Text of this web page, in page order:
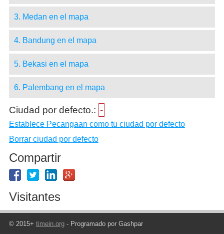
3. Medan en el mapa
4. Bandung en el mapa
5. Bekasi en el mapa
6. Palembang en el mapa
Ciudad por defecto.: -
Establece Pecangaan como tu ciudad por defecto
Borrar ciudad por defecto
Compartir
Visitantes
© 2015+ timein.org- Programado por Gashpar